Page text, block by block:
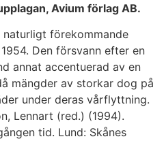
Avium förlag AB.
förekommande
Den försvann efter en
annat accentuerad av en
mängder av storkar dog på
under deras vårflyttning.
Lennart (red.) (1994).
tid. Lund: Skånes